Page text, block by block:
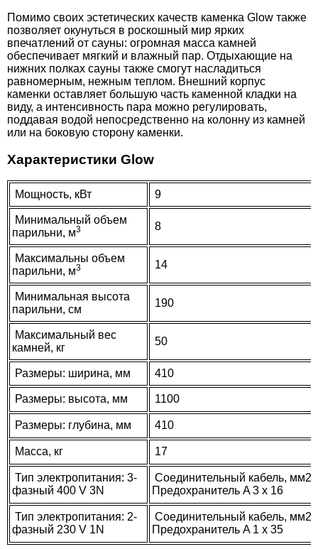
Фланец HTRC1 для установки печи Harvia
Glow Corner внутри полков
Помимо своих эстетических качеств каменка Glow также
позволяет окунуться в роскошный мир ярких
впечатлений от сауны: огромная масса камней
обеспечивает мягкий и влажный пар. Отдыхающие на
нижних полках сауны также смогут насладиться
равномерным, нежным теплом. Внешний корпус
каменки оставляет большую часть каменной кладки на
виду, а интенсивность пара можно регулировать,
поддавая водой непосредственно на колонну из камней
или на боковую сторону каменки.
Характеристики Glow
Мощность, кВт 9
Минимальный объем
парильни, м3 8
Максимальны объем
парильни, м3 14
Минимальная высота
парильни, см
190
Максимальный вес
камней, кг
50
Размеры: ширина, мм 410
Размеры: высота, мм 1100
Размеры: глубина, мм 410
Масса, кг 17
Тип электропитания: 3-
фазный 400 V 3N
Соединительный кабель, мм2
Предохранитель A 3 x 16
Тип электропитания: 2-
фазный 230 V 1N
Соединительный кабель, мм2
Предохранитель A 1 x 35